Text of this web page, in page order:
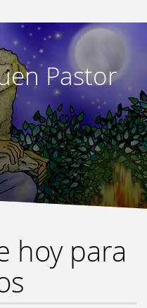
Pastor
hoy para